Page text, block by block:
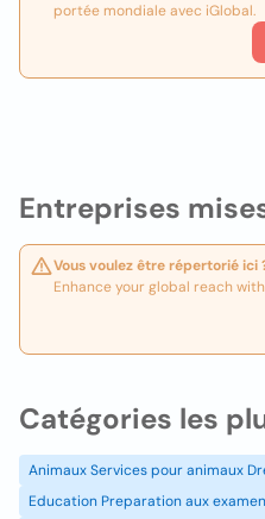
Entreprises
Vous voulez être répertorié ici
Enhance your global reach
portée mondiale avec iGlobal.
Catégories les
Animaux Services pour animaux
Education Preparation aux